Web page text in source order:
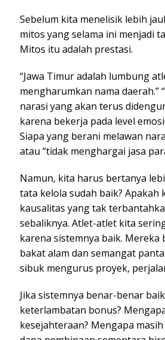
Sebelum kita menelisik lebih
mitos yang selama ini menjadi
Mitos itu adalah prestasi.
“Jawa Timur adalah lumbung
mengharumkan nama daerah.”
narasi yang akan terus
karena bekerja pada level
Siapa yang berani melawan
atau “tidak menghargai jasa
Namun, kita harus bertanya
tata kelola sudah baik?
kausalitas yang tak
sebaliknya. Atlet-atlet kita
karena sistemnya baik.
bakat alam dan semangat
sibuk mengurus proyek,
Jika sistemnya benar-benar
keterlambatan bonus?
kesejahteraan? Mengapa